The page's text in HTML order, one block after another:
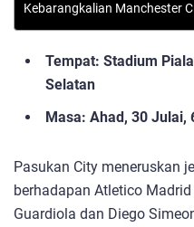
Kebarangkalian Manchester
Tempat: Stadium
Selatan
Masa: Ahad, 30 Julai,
Pasukan City meneruskan
berhadapan Atletico
Guardiola dan Diego